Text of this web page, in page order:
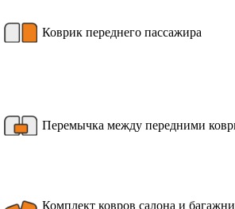
Коврик переднего пассажира
Перемычка между передними
Комплект ковров салона и